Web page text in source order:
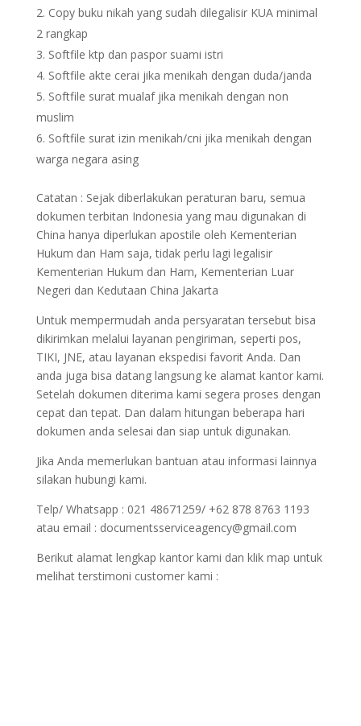
Copy buku nikah yang sudah dilegalisir KUA minimal
2 rangkap
Softfile ktp dan paspor suami istri
Softfile akte cerai jika menikah dengan duda/janda
Softfile surat mualaf jika menikah dengan non
muslim
Softfile surat izin menikah/cni jika menikah dengan
warga negara asing
Catatan : Sejak diberlakukan peraturan baru, semua
dokumen terbitan Indonesia yang mau digunakan di
China hanya diperlukan apostile oleh Kementerian
Hukum dan Ham saja, tidak perlu lagi legalisir
Kementerian Hukum dan Ham, Kementerian Luar
Negeri dan Kedutaan China Jakarta
Untuk mempermudah anda persyaratan tersebut bisa
dikirimkan melalui layanan pengiriman, seperti pos,
TIKI, JNE, atau layanan ekspedisi favorit Anda. Dan
anda juga bisa datang langsung ke alamat kantor kami.
Setelah dokumen diterima kami segera proses dengan
cepat dan tepat. Dan dalam hitungan beberapa hari
dokumen anda selesai dan siap untuk digunakan.
Jika Anda memerlukan bantuan atau informasi lainnya
silakan hubungi kami.
Telp/ Whatsapp : 021 48671259/ +62 878 8763 1193
atau email : documentsserviceagency@gmail.com
Berikut alamat lengkap kantor kami dan klik map untuk
melihat terstimoni customer kami :